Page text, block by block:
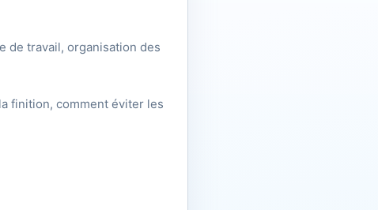
de travail, organisation des
finition, comment éviter les